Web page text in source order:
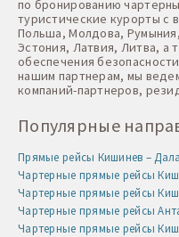
по бронированию
туристические курорты с
Польша, Молдова,
Эстония, Латвия, Литва, а
обеспечения
нашим партнерам, мы
компаний-партнеров,
Популярные
Прямые рейсы Кишинев –
Чартерные прямые рейсы
Чартерные прямые рейсы
Чартерные прямые рейсы
Чартерные прямые рейсы